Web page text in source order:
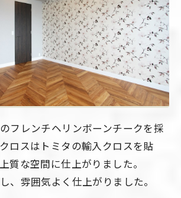
フレンチヘリンボーンチークを採
ロスはトミタの輸入クロスを貼
質な空間に仕上がりました。
、雰囲気よく仕上がりました。